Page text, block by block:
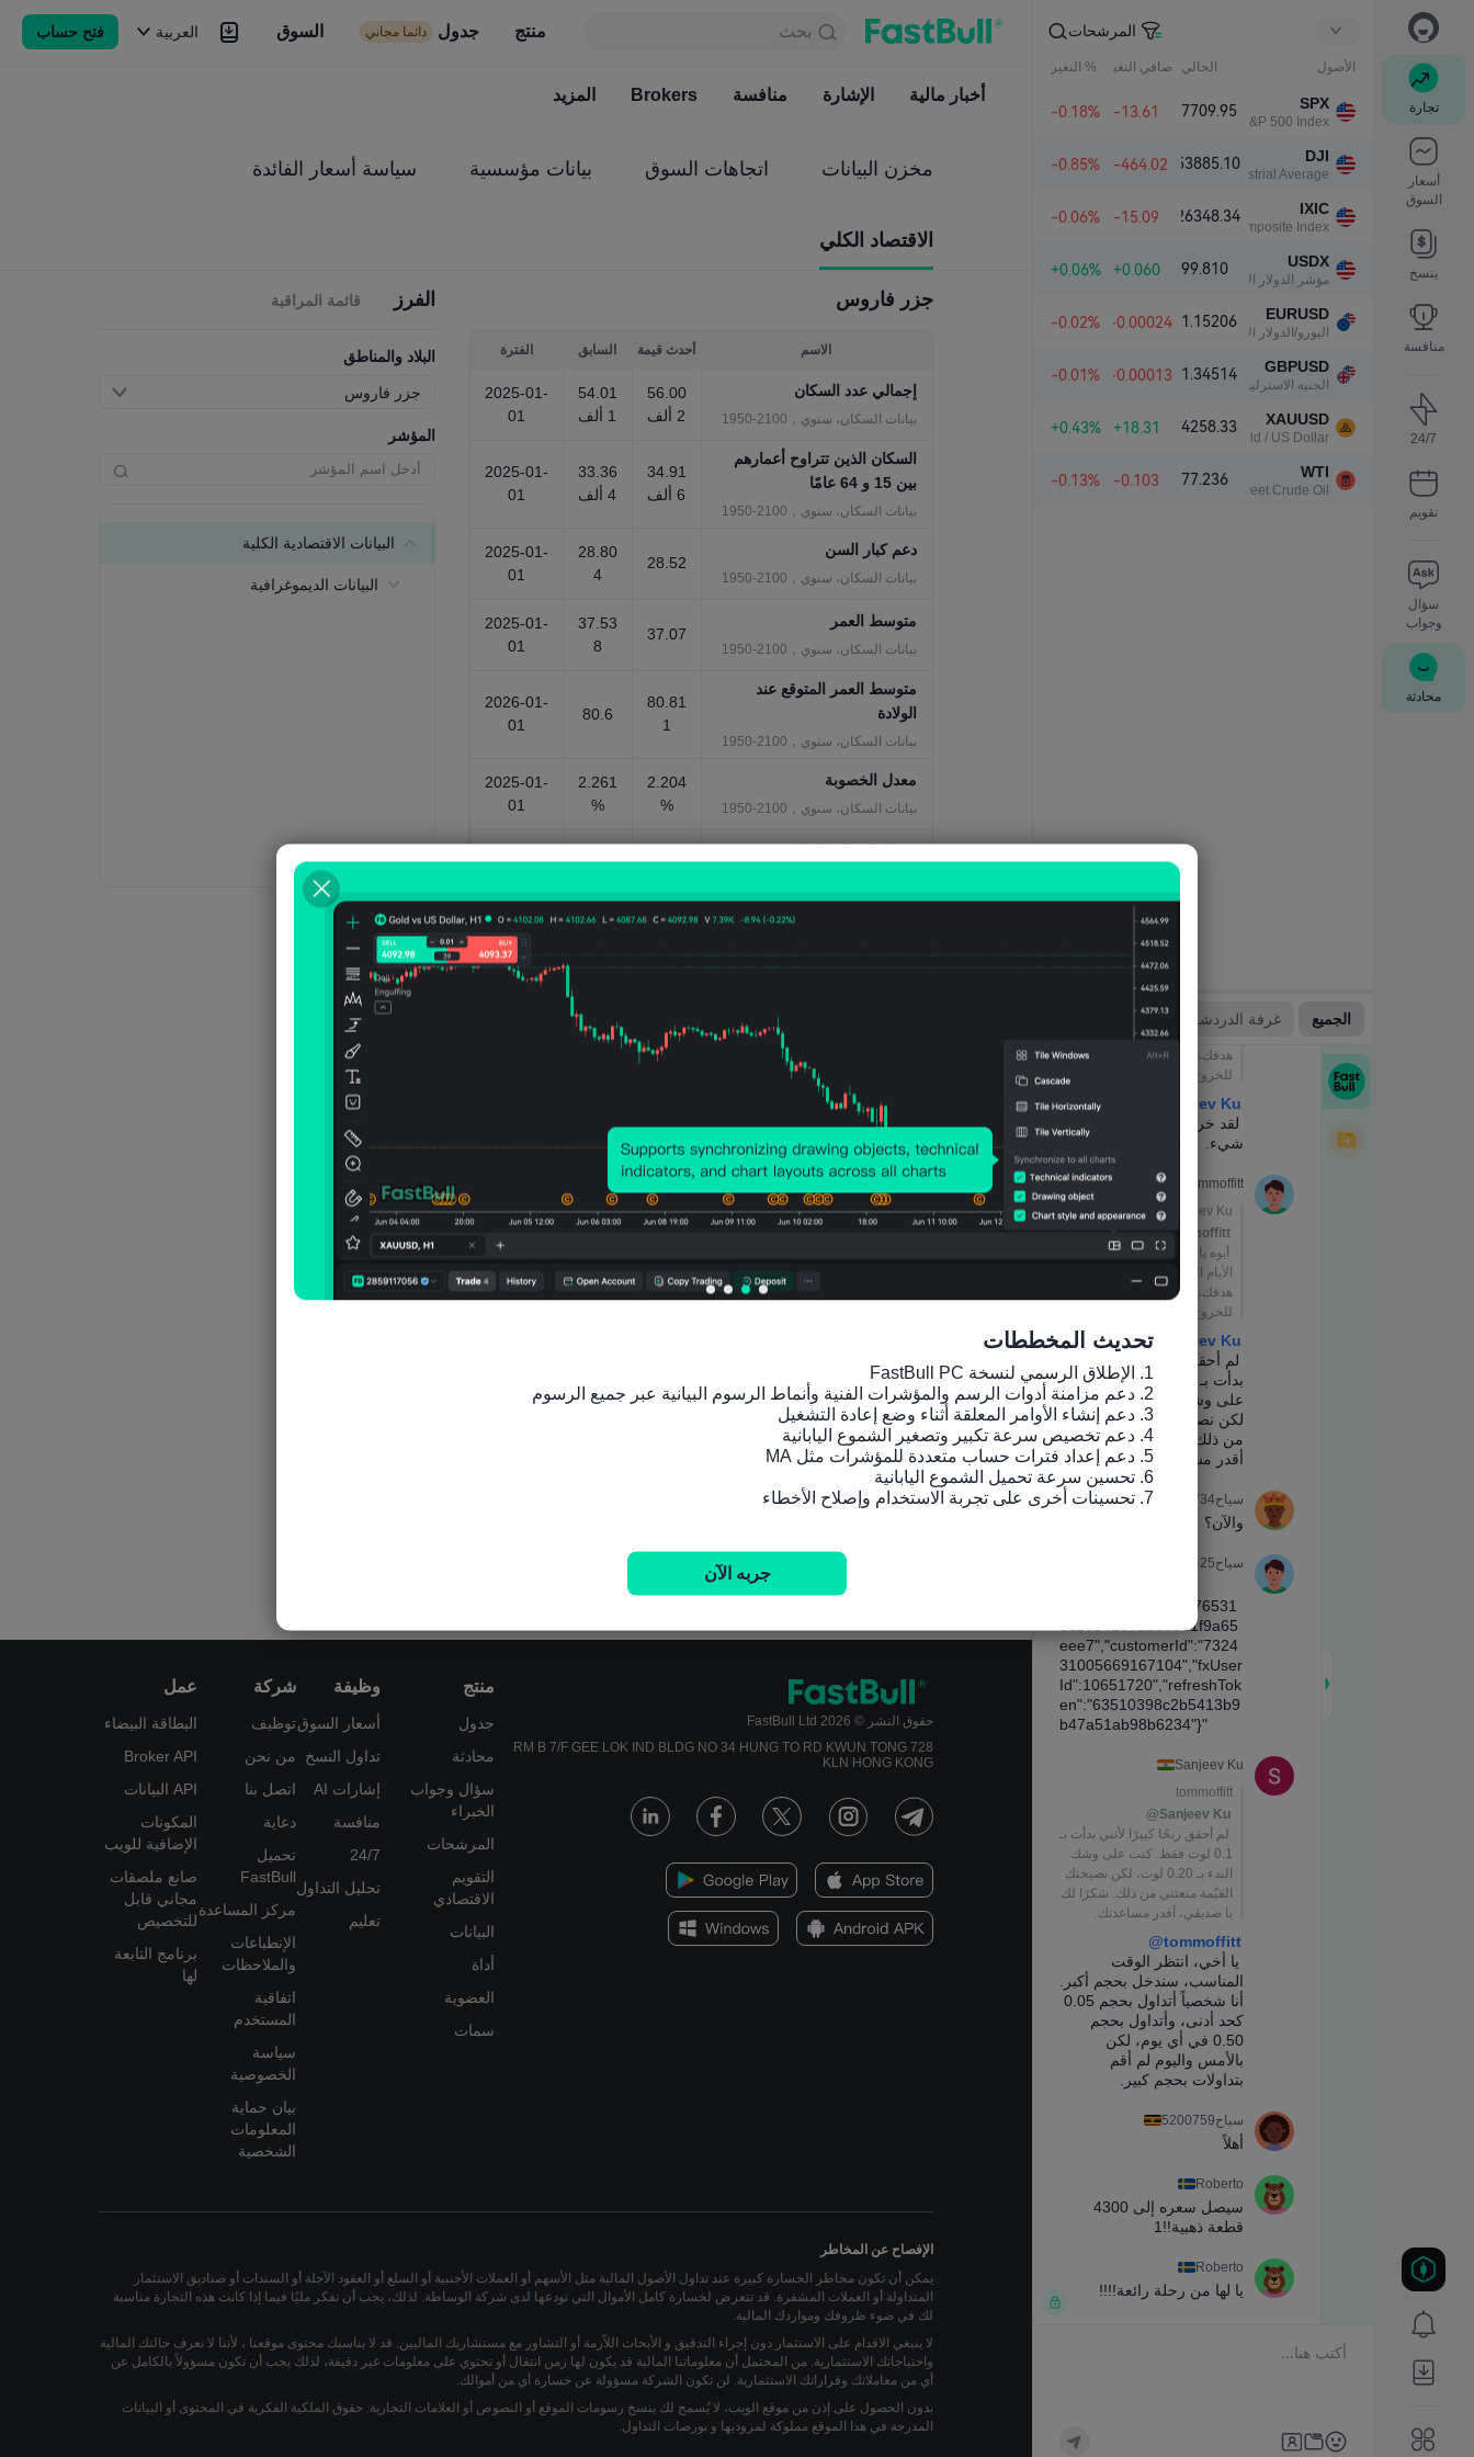
تجارة
أسعار
السوق
ينسخ
منافسة
24/7
تقويم
سؤال
وجواب
محادثة
المرشحات
الأصول الحالي صافي التغير % التغير
SPX
S&P 500 Index
7709.95
-13.61
-0.18%
DJI
Dow Jones Industrial Average
53885.10
-464.02
-0.85%
IXIC
NASDAQ Composite Index
26348.34
-15.09
-0.06%
USDX
مؤشر الدولار الأمريكي
99.810
+0.060
+0.06%
EURUSD
اليورو/الدولار الأمريكي
1.15206
-0.00024
-0.02%
GBPUSD
الجنيه الاسترليني/الدولار الأمريكي
1.34514
-0.00013
-0.01%
XAUUSD
Gold / US Dollar
4258.33
+18.31
+0.43%
WTI
Light Sweet Crude Oil
77.236
-0.103
-0.13%
بحث منتج جدول دائما مجاني السوق
أخبار مالية الإشارة منافسة
العربية فتح حساب
بحث
دائما مجاني السوق
أخبار مالية الإشارة منافسة Brokers المزيد
مخزن البيانات اتجاهات السوق بيانات مؤسسية سياسة أسعار الفائدة
الاقتصاد الكلي
جزر فاروس
الاسم أحدث قيمة السابق الفترة
إجمالي عدد السكان
بيانات السكان، سنوي，2100-1950
56.00
2 ألف
54.01
1 ألف
2025-01-
01
السكان الذين تتراوح أعمارهم
بين 15 و 64 عامًا
بيانات السكان، سنوي，2100-1950
34.91
6 ألف
33.36
4 ألف
2025-01-
01
دعم كبار السن
بيانات السكان، سنوي，2100-1950
28.52
28.80
4
2025-01-
01
متوسط العمر
بيانات السكان، سنوي，2100-1950
37.07
37.53
8
2025-01-
01
متوسط العمر المتوقع عند
الولادة
بيانات السكان، سنوي，2100-1950
80.81
1
80.6
2026-01-
01
معدل الخصوبة
بيانات السكان، سنوي，2100-1950
2.204
%
2.261
%
2025-01-
01
معدل النمو السكاني
بيانات السكان، سنوي，2100-1950
0.998
1.255
2025-01-
01
1.18%
معدل الهجرة الصافي
بيانات السكان، سنوي，2100-1950
5.509
بيانات السكان، سنوي，2100-1950
11.36
نسبة إعالة الطفل
31.86
33.08
2025-01-
60.38
9
61.88
4
2025-01-
01
أعمارهم 65 عامًا فأكثر
بيانات السكان، سنوي，2100-1950
نسبة السكان الذين تقل
أعمارهم عن 15 عامًا
بيانات السكان، سنوي，2100-1950
الفرز قائمة المراقبة
البلاد والمناطق
جزر فاروس
المؤشر
البيانات الاقتصادية الكلية
البيانات الديموغرافية
معدل الخصوبة
معدل المواليد الخام
معدل النمو السكاني الطبيعي
معدل الهجرة الصافي
معدل الوفيات الخام
نسبة إعالة الطفل
نسبة الإعالة
عامًا فأكثر
15 عامًا
حقوق النشر © 2026 FastBull Ltd
728 RM B 7/F GEE LOK IND BLDG NO 34 HUNG TO RD KWUN TONG
KLN HONG KONG
منتج
جدول
محادثة
سؤال وجواب
الخبراء
المرشحات
التقويم
الاقتصادي
البيانات
أداة
العضوية
سمات
وظيفة
أسعار السوق
تداول النسخ
إشارات AI
منافسة
24/7
تحليل التداول
تعليم
شركة
توظيف
من نحن
اتصل بنا
دعاية
تحميل
FastBull
مركز المساعدة
الإنطباعات
والملاحظات
اتفاقية
المستخدم
سياسة
الخصوصية
بيان حماية
المعلومات
الشخصية
عمل
البطاقة البيضاء
Broker API
API البيانات
المكونات
الإضافية للويب
صانع ملصقات
مجاني قابل
للتخصيص
برنامج التابعة
لها
الإفصاح عن المخاطر
يمكن أن تكون مخاطر الخسارة كبيرة عند تداول الأصول المالية مثل الأسهم أو العملات الأجنبية أو السلع أو العقود الآجلة أو السندات أو صناديق الاستثمار
المتداولة أو العملات المشفرة. قد تتعرض لخسارة كامل الأموال التي تودعها لدى شركة الوساطة. لذلك، يجب أن تفكر مليًا فيما إذا كانت هذه التجارة مناسبة
لك في ضوء ظروفك ومواردك المالية.
لا ينبغي الاقدام على الاستثمار دون إجراء التدقيق و الأبحاث اللاّزمة أو التشاور مع مستشاريك الماليين. قد لا يناسبك محتوى موقعنا ، لأننا لا نعرف حالتك المالية
واحتياجاتك الاستثمارية. من المحتمل أن معلوماتنا المالية قد يكون لها زمن انتقال أو تحتوي على معلومات غير دقيقة، لذلك يجب أن تكون مسؤولاً بالكامل عن
أي من معاملاتك وقراراتك الاستثمارية. لن تكون الشركة مسؤولة عن خسارة أي من أموالك.
بدون الحصول على إذن من موقع الويب، لا يُسمح لك بنسخ رسومات الموقع أو النصوص أو العلامات التجارية. حقوق الملكية الفكرية في المحتوى أو البيانات
المدرجة في هذا الموقع مملوكة لمزوديها و بورصات التداول.
تحديث المخططات
7. تحسينات أخرى على تجربة الاستخدام وإصلاح الأخطاء
جربه الآن